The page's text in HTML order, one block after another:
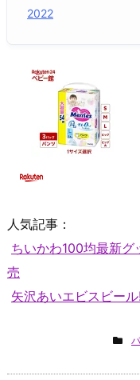
2022
人気記事：
ちいかわ100均最新
売
矢沢あいエビスビー